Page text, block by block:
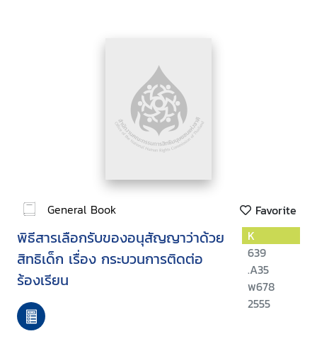
General Book Favorite
พิธีสารเลือกรับของอนุสัญญาว่าด้วย
สิทธิเด็ก เรื่อง กระบวนการติดต่อ
ร้องเรียน
K
639
.A35
พ678
2555